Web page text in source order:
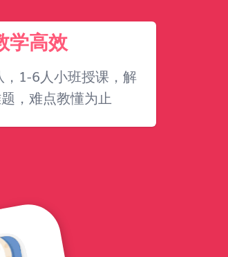
学高效
1-6人小班授课，解
，难点教懂为止